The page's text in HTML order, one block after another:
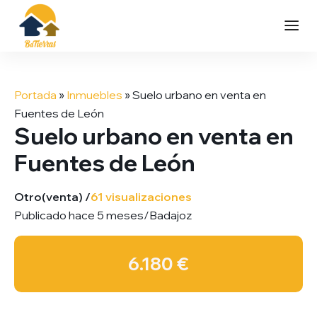
contenido
Portada » Inmuebles »Suelo urbano en venta en
Fuentes de León
Suelo urbano en venta en
Fuentes de León
Otro(venta) /61 visualizaciones
Publicado hace 5 meses/Badajoz
6.180 €